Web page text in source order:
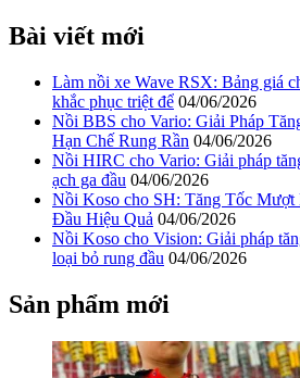
Bài viết mới
Làm nồi xe Wave RSX: Bảng giá
khắc phục triệt để 04/06/2026
Nồi BBS cho Vario: Giải Pháp
Hạn Chế Rung Rần 04/06/2026
Nồi HIRC cho Vario: Giải pháp
ạch ga đầu 04/06/2026
Nồi Koso cho SH: Tăng Tốc Mượt
Đầu Hiệu Quả 04/06/2026
Nồi Koso cho Vision: Giải pháp
loại bỏ rung đầu 04/06/2026
Sản phẩm mới